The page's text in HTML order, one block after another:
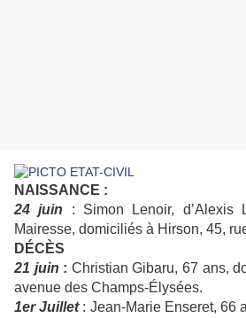
NAISSANCE :
24 juin : Simon Lenoir, d’Alexis
Mairesse, domiciliés à Hirson, 45,
DÉCÈS
21 juin : Christian Gibaru, 67 ans,
avenue des Champs-Élysées.
1er Juillet : Jean-Marie Enseret, 66